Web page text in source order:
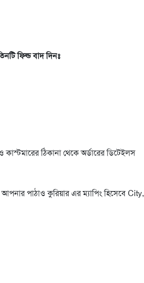
ফিল্ড বাদ দিনঃ
ঠিকানা থেকে অর্ডারের ডিটেইলস
পাঠাও কুরিয়ার এর ম্যাপিং হিসেবে City,